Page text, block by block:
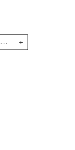
Région/ Département +